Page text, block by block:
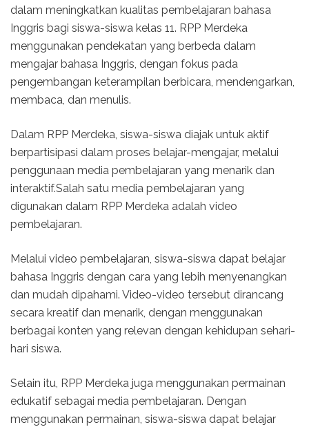
dalam meningkatkan kualitas pembelajaran bahasa
Inggris bagi siswa-siswa kelas 11. RPP Merdeka
menggunakan pendekatan yang berbeda dalam
mengajar bahasa Inggris, dengan fokus pada
pengembangan keterampilan berbicara, mendengarkan,
membaca, dan menulis.
Dalam RPP Merdeka, siswa-siswa diajak untuk aktif
berpartisipasi dalam proses belajar-mengajar, melalui
penggunaan media pembelajaran yang menarik dan
interaktif.Salah satu media pembelajaran yang
digunakan dalam RPP Merdeka adalah video
pembelajaran.
Melalui video pembelajaran, siswa-siswa dapat belajar
bahasa Inggris dengan cara yang lebih menyenangkan
dan mudah dipahami. Video-video tersebut dirancang
secara kreatif dan menarik, dengan menggunakan
berbagai konten yang relevan dengan kehidupan sehari-
hari siswa.
Selain itu, RPP Merdeka juga menggunakan permainan
edukatif sebagai media pembelajaran. Dengan
menggunakan permainan, siswa-siswa dapat belajar